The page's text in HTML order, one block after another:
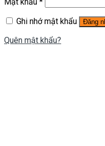
Ghi nhớ mật khẩu
Đăng
Quên mật khẩu?